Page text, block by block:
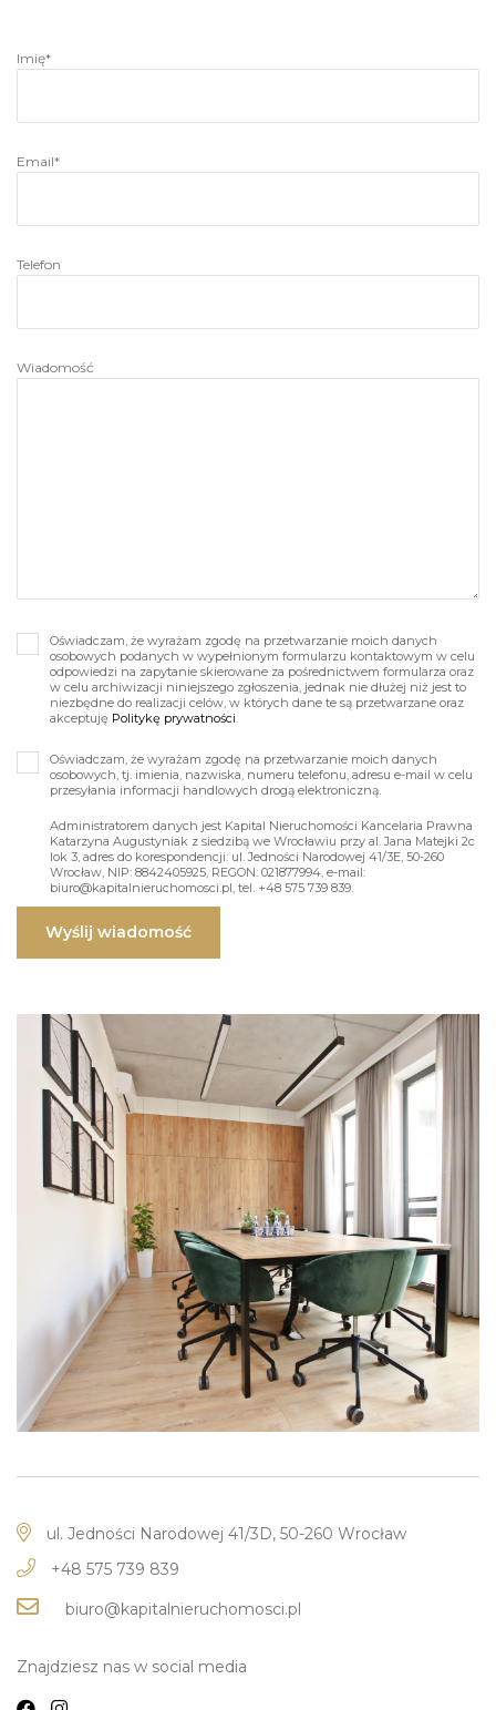
Imię*
Email*
Telefon
Wiadomość
Oświadczam, że wyrażam zgodę na przetwarzanie moich danych
osobowych podanych w wypełnionym formularzu kontaktowym w celu
odpowiedzi na zapytanie skierowane za pośrednictwem formularza oraz
w celu archiwizacji niniejszego zgłoszenia, jednak nie dłużej niż jest to
niezbędne do realizacji celów, w których dane te są przetwarzane oraz
akceptuję Politykę prywatności.
Oświadczam, że wyrażam zgodę na przetwarzanie moich danych
osobowych, tj. imienia, nazwiska, numeru telefonu, adresu e-mail w celu
przesyłania informacji handlowych drogą elektroniczną.
Administratorem danych jest Kapital Nieruchomości Kancelaria Prawna
Katarzyna Augustyniak z siedzibą we Wrocławiu przy al. Jana Matejki 2c
lok 3, adres do korespondencji: ul. Jedności Narodowej 41/3E, 50-260
Wrocław, NIP: 8842405925, REGON: 021877994, e-mail:
biuro@kapitalnieruchomosci.pl, tel. +48 575 739 839.
Wyślij wiadomość
ul. Jedności Narodowej 41/3D, 50-260 Wrocław
+48 575 739 839
biuro@kapitalnieruchomosci.pl
Znajdziesz nas w social media